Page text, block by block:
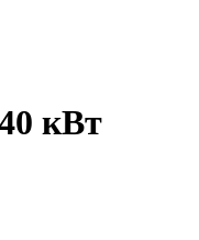
кВт